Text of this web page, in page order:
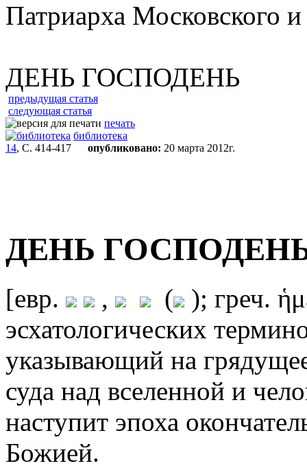
Патриарха Московского
ДЕНЬ ГОСПОДЕНЬ
предыдущая статья
следующая статья
печать
библиотека
14, С. 414-417 опубликовано: 20 марта 2012г.
ДЕНЬ
[евр. , (
); греч.
эсхатологических
указывающий на
суда над вселенной и
наступит эпоха
Божией.